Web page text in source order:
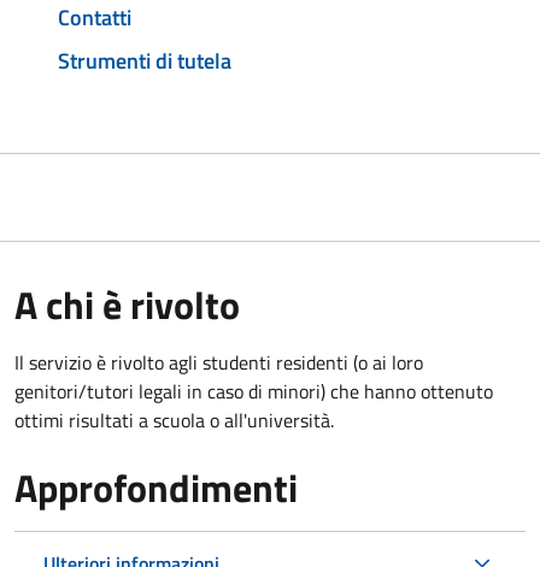
Contatti
Strumenti di tutela
A chi è rivolto
Il servizio è rivolto agli studenti residenti (o ai loro
genitori/tutori legali in caso di minori) che hanno ottenuto
ottimi risultati a scuola o all'università.
Approfondimenti